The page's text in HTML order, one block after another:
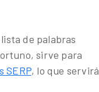
de palabras
sirve para
SERP, lo que servirá